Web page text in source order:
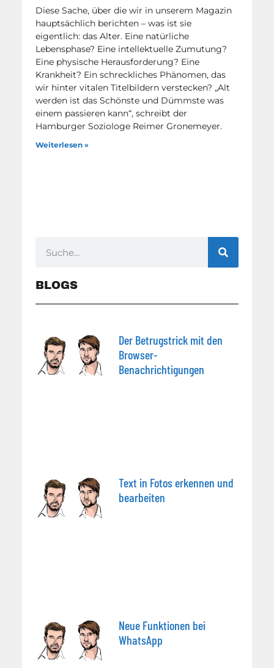
Diese Sache, über die wir in unserem Magazin
hauptsächlich berichten – was ist sie
eigentlich: das Alter. Eine natürliche
Lebensphase? Eine intellektuelle Zumutung?
Eine physische Herausforderung? Eine
Krankheit? Ein schreckliches Phänomen, das
wir hinter vitalen Titelbildern verstecken? „Alt
werden ist das Schönste und Dümmste was
einem passieren kann“, schreibt der
Hamburger Soziologe Reimer Gronemeyer.
Weiterlesen »
BLOGS
Der Betrugstrick mit den
Browser-
Benachrichtigungen
Text in Fotos erkennen und
bearbeiten
Neue Funktionen bei
WhatsApp